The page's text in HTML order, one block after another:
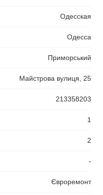
Одесская
Одесса
Приморський
Майстрова вулиця, 25
213358203
1
2
-
Євроремонт